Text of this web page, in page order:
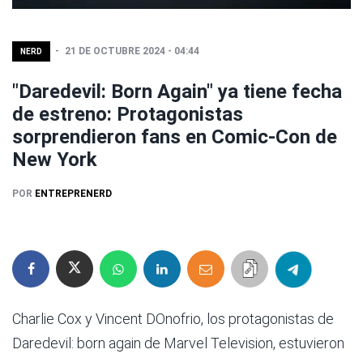
NERD 21 DE OCTUBRE 2024 - 04:44
"Daredevil: Born Again" ya tiene fecha
de estreno: Protagonistas
sorprendieron fans en Comic-Con de
New York
POR ENTREPRENERD
Charlie Cox y Vincent DOnofrio, los protagonistas de
Daredevil: born again de Marvel Television, estuvieron